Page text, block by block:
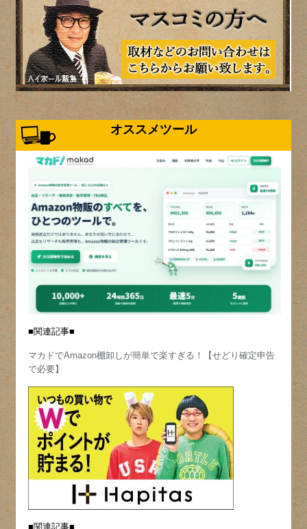
オススメツール
■関連記事■
マカドでAmazon棚卸しが簡単で楽すぎる！【せどり確定申告
で必要】
■関連記事■